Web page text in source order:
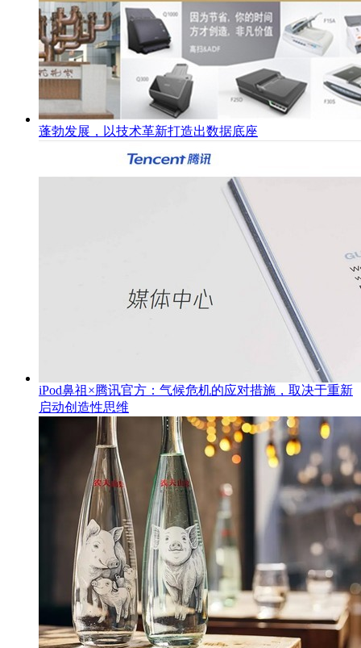
蓬勃发展，以技术革新打造出数据底座
iPod鼻祖×腾讯官方：气候危机的应对措施，取决于重新
启动创造性思维